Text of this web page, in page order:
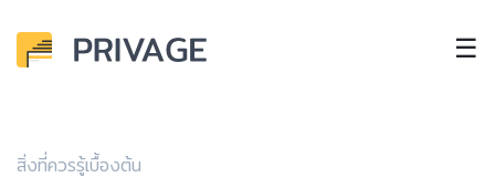
☰
สิ่งที่ควรรู้เบื้องต้น